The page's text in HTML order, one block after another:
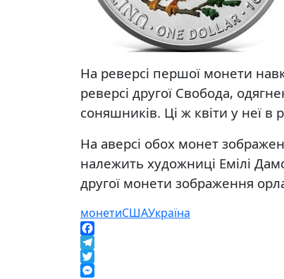
На реверсі першої монети
реверсі другої Свобода,
соняшників. Ці ж квіти у неї в
На аверсі обох монет
належить художниці Емілі
другої монети зображення
монетиСШАУкраїна
Facebook
Telegram
Twitter